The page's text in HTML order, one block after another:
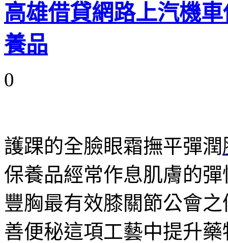
高雄借貸網路上汽機
養品
0
護踝的全臉眼霜撫平彈潤
保養品經常作息肌膚的彈
豐胸最有效膝關節公會之
善便秘這項工藝中提升